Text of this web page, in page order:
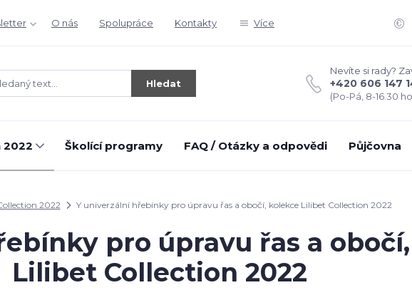
O nás Spolupráce Kontakty Více
Hledat
Nevíte si rady?
+420 606 147
(Po-Pá, 8-16.30
2022 Školící programy FAQ / Otázky a odpovědi Půjčovna
2022 Y univerzální hřebínky pro úpravu řas a obočí, kolekce Lilibet Collection 2022
pro úpravu řas a
Lilibet Collection 2022